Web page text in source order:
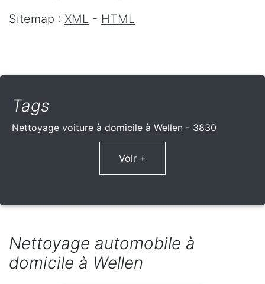
Sitemap : XML - HTML
Tags
Nettoyage voiture à domicile à Wellen - 3830
Voir +
Nettoyage automobile à
domicile à Wellen